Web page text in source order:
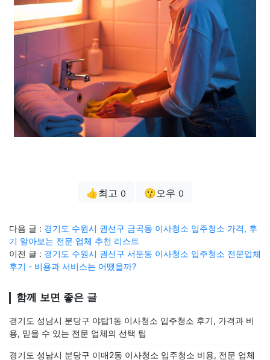
👍최고 0 😗오우 0
다음 글 : 경기도 수원시 권선구 금곡동 이사청소 입주청소 가격, 후
기 알아보는 전문 업체 추천 리스트
이전 글 : 경기도 수원시 권선구 서둔동 이사청소 입주청소 전문업체
후기 - 비용과 서비스는 어땠을까?
함께 보면 좋은 글
경기도 성남시 분당구 야탑1동 이사청소 입주청소 후기, 가격과 비
용, 믿을 수 있는 전문 업체의 선택 팁
경기도 성남시 분당구 이매2동 이사청소 입주청소 비용, 전문 업체